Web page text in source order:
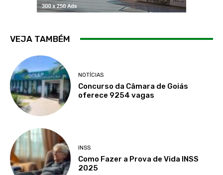
VEJA TAMBÉM
NOTÍCIAS
Concurso da Câmara de Goiás
oferece 9254 vagas
INSS
Como Fazer a Prova de Vida INSS
2025